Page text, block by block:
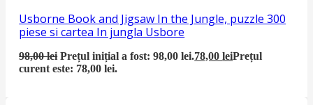
Usborne Book and Jigsaw In the Jungle, puzzle 300
piese si cartea In jungla Usbore
98,00lei Prețul inițial a fost: 98,00 lei.78,00leiPrețul
curent este: 78,00 lei.